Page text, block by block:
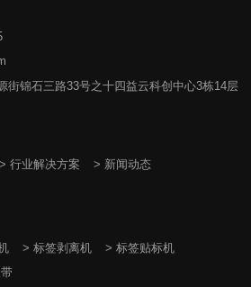
街锦石三路33号之十四益云科创中心3栋14层
> 行业解决方案
> 新闻动态
> 标签剥离机
> 标签贴标机